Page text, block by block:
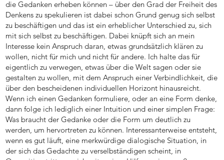
die Gedanken erheben können – über den Grad der Freiheit des
Denkens zu spekulieren ist dabei schon Grund genug sich selbst
zu beschäftigen und das ist ein erheblicher Unterschied zu, sich
mit sich selbst zu beschäftigen. Dabei knüpft sich an mein
Interesse kein Anspruch daran, etwas grundsätzlich klären zu
wollen, nicht für mich und nicht für andere. Ich halte das für
eigentlich zu verwegen, etwas über die Welt sagen oder sie
gestalten zu wollen, mit dem Anspruch einer Verbindlichkeit, die
über den bescheidenen individuellen Horizont hinausreicht.
Wenn ich einen Gedanken formuliere, oder an eine Form denke,
dann folge ich lediglich einer Intuition und einer simplen Frage:
Was braucht der Gedanke oder die Form um deutlich zu
werden, um hervortreten zu können. Interessanterweise entsteht,
wenn es gut läuft, eine merkwürdige dialogische Situation, in
der sich das Gedachte zu verselbständigen scheint, in